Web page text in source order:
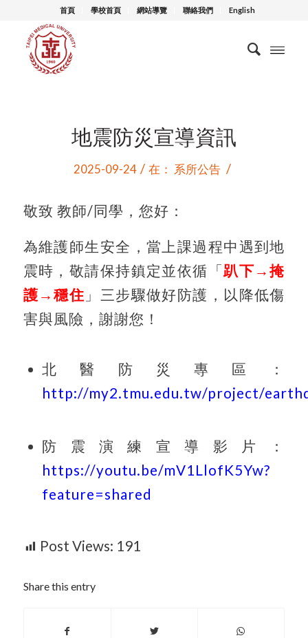
首頁 學校首頁 網站導覽 聯絡我們 English
地震防災宣導資訊
2025-09-24 / 在： 系所公告 /
敬致 教師/同學，您好：
為維護師生安全，當上課過程中遇到地
震時，敬請保持鎮定並依循「趴下→掩
護→穩住 」三步驟做好防護，以降低傷
害與風險，謝謝您！
北醫防災專區：
http://my2.tmu.edu.tw/project/
防震演練宣導影片：
https://youtu.be/mV1LlofK5Yw?
feature=shared
Post Views: 191
Share this entry